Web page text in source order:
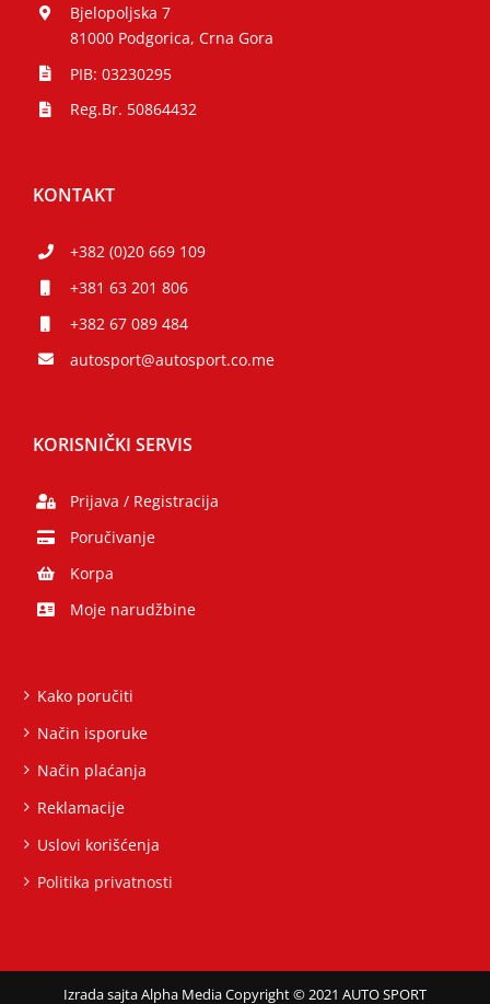
Bjelopoljska 7
81000 Podgorica, Crna Gora
PIB: 03230295
Reg.Br. 50864432
KONTAKT
+382 (0)20 669 109
+381 63 201 806
+382 67 089 484
autosport@autosport.co.me
KORISNIČKI SERVIS
Prijava / Registracija
Poručivanje
Korpa
Moje narudžbine
Kako poručiti
Način isporuke
Način plaćanja
Reklamacije
Uslovi korišćenja
Politika privatnosti
Izrada sajta Alpha MediaCopyright © 2021 AUTO SPORT